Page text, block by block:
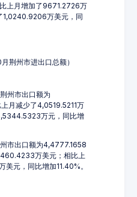
上月增加了9671.2726万
1,0240.9206万美元，同
荆州市进出口总额）
州市出口额为
月减少了4,0519.5211万
万元，同比增
市出口额为4,4777.1658
万美元；相比上
元，同比增加11.40%。